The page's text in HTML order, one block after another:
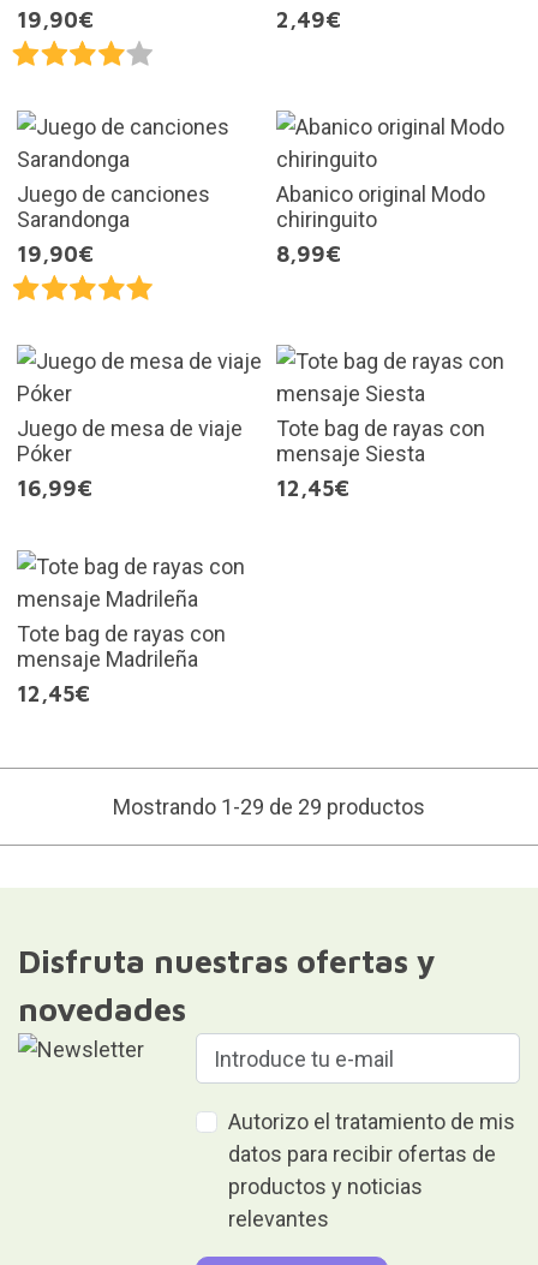
19,90€
2,49€
Juego de canciones
Sarandonga
19,90€
Abanico original Modo
chiringuito
8,99€
Juego de mesa de viaje
Póker
16,99€
Tote bag de rayas con
mensaje Siesta
12,45€
Tote bag de rayas con
mensaje Madrileña
12,45€
Mostrando 1-29 de 29 productos
Disfruta nuestras ofertas y
novedades
Autorizo el tratamiento de mis
datos para recibir ofertas de
productos y noticias
relevantes